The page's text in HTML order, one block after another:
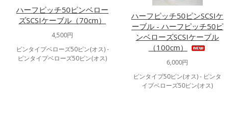
ハーフピッチ50ピンベロー
ズSCSIケーブル（70cm）
4,500円
ピンタイプベローズ50ピン(オス) -
ピンタイプベローズ50ピン(オス)
ハーフピッチ50ピンSCSIケ
ーブル - ハーフピッチ50ピ
ンベローズSCSIケーブル
（100cm）
6,000円
ピンタイプ50ピン(オス) - ピンタ
イプベローズ50ピン(オス)